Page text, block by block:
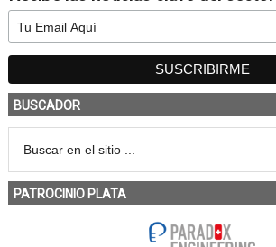
BUSCADOR
PATROCINIO PLATA